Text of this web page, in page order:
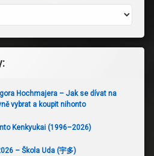
Hochmajera – Jak se dívat na
vybrat a koupit nihonto
Kenkyukai (1996–2026)
– Škola Uda (宇多)